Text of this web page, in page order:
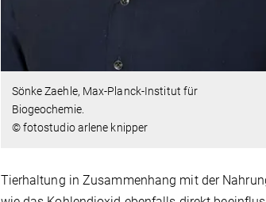
Sönke Zaehle, Max-Planck-Institut für
Biogeochemie.
© fotostudio arlene knipper
Tierhaltung in Zusammenhang mit der